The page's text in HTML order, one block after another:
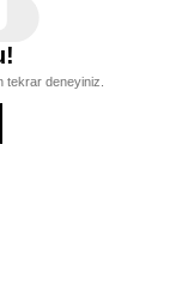
tekrar deneyiniz.